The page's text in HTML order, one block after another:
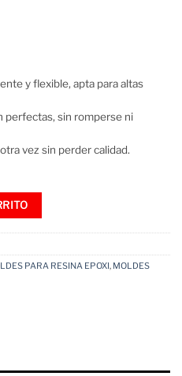
y flexible, apta para altas
perfectas, sin romperse ni
vez sin perder calidad.
PARA RESINA EPOXI, MOLDES